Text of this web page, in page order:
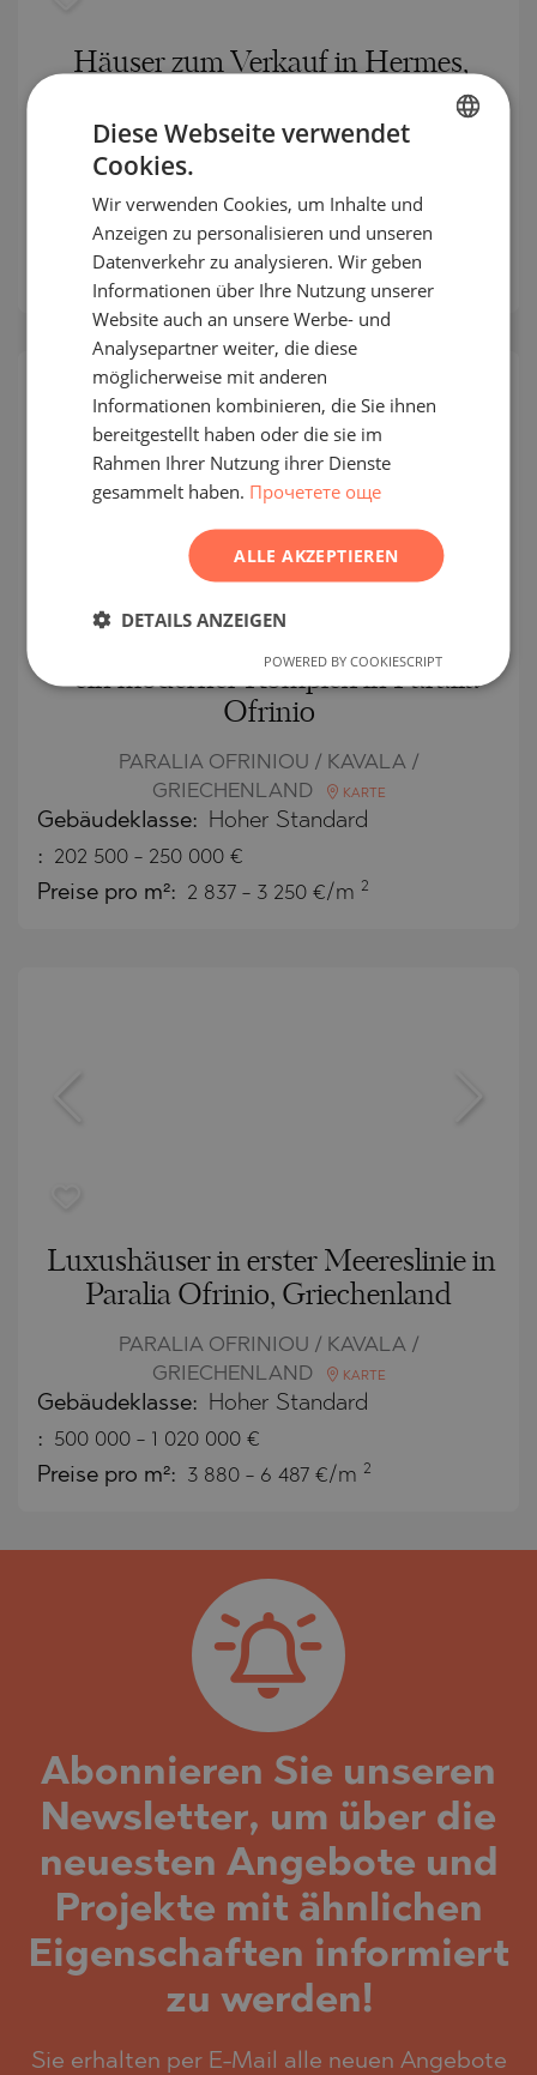
Häuser zum Verkauf in Hermes,
PARALIA OFRINIOU / KAVALA /
GRIECHENLAND
Gebäudeklasse: Hoher Standard
132 000-193 000€
Preise pro m²:
2 250 - 2 610 €/m 2
- ein moderner Komplex in Paralia
Ofrinio
PARALIA OFRINIOU / KAVALA /
GRIECHENLAND
KARTE
Gebäudeklasse: Hoher Standard
: 202 500 - 250 000 €
Preise pro m²: 2 837 - 3 250 €/m 2
Luxushäuser in erster Meereslinie in
Paralia Ofrinio, Griechenland
PARALIA OFRINIOU / KAVALA /
GRIECHENLAND
KARTE
Gebäudeklasse: Hoher Standard
: 500 000 - 1 020 000 €
Preise pro m²: 3 880 - 6 487 €/m 2
Abonnieren Sie unseren
Newsletter, um über die
neuesten Angebote und
Projekte mit ähnlichen
Eigenschaften informiert
zu werden!
Sie erhalten per E-Mail alle neuen Angebote
ENGLISH
GERMAN
FRENCH
ROMANIAN
Diese Webseite verwendet
Cookies.
Wir verwenden Cookies, um Inhalte und
Anzeigen zu personalisieren und unseren
Datenverkehr zu analysieren. Wir geben
Informationen über Ihre Nutzung unserer
Website auch an unsere Werbe- und
Analysepartner weiter, die diese
möglicherweise mit anderen
Informationen kombinieren, die Sie ihnen
bereitgestellt haben oder die sie im
Rahmen Ihrer Nutzung ihrer Dienste
gesammelt haben. Прочетете още
ALLE AKZEPTIEREN
DETAILS ANZEIGEN
POWERED BY COOKIESCRIPT